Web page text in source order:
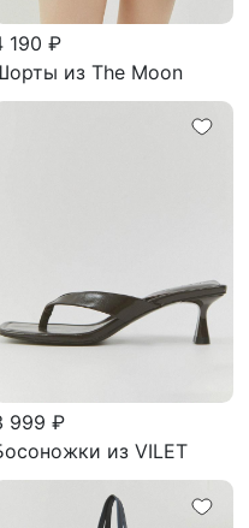
190 ₽
из The Moon
999 ₽
из VILET